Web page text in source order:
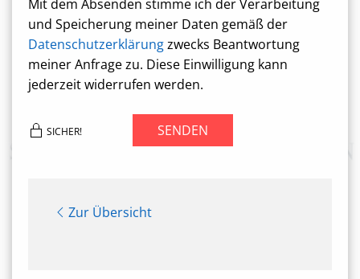
Mit dem Absenden stimme ich der Verarbeitung
und Speicherung meiner Daten gemäß der
Datenschutzerklärungzwecks Beantwortung
meiner Anfrage zu. Diese Einwilligung kann
jederzeit widerrufen werden.
SICHER! SENDEN
Zur Übersicht